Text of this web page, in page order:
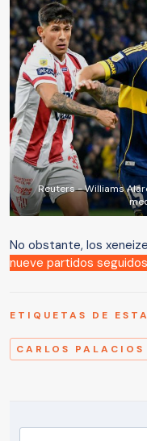
Reuters - Williams
No obstante, los
nueve partidos
ETIQUETAS DE
CARLOS PALACIOS